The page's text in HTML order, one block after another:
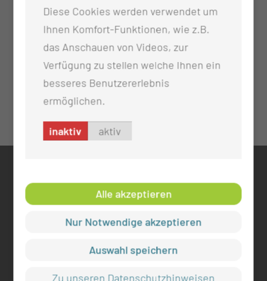
0355 46 -0
mul-ct.de
Diese Cookies werden verwendet um
Ihnen Komfort-Funktionen, wie z.B.
das Anschauen von Videos, zur
Verfügung zu stellen welche Ihnen ein
besseres Benutzererlebnis
ermöglichen.
inaktiv aktiv
Alle akzeptieren
Nur Notwendige akzeptieren
Auswahl speichern
Zu unseren Datenschutzhinweisen